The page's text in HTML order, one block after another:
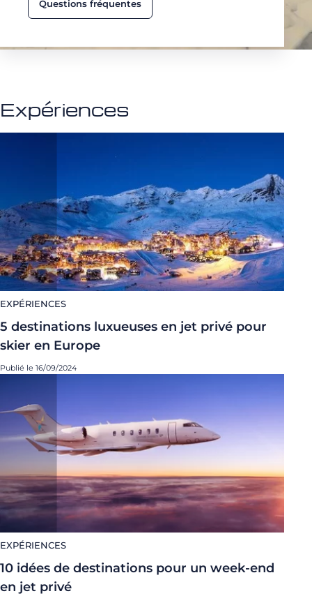
Questions fréquentes
Expériences
EXPÉRIENCES
5 destinations luxueuses en jet privé pour
skier en Europe
Publié le 16/09/2024
EXPÉRIENCES
10 idées de destinations pour un week-end
en jet privé